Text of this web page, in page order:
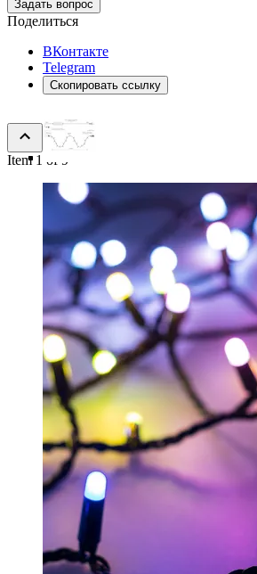
Задать вопрос
Поделиться
ВКонтакте
Telegram
Скопировать ссылку
Item 1 of 9